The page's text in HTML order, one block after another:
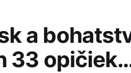
a
33